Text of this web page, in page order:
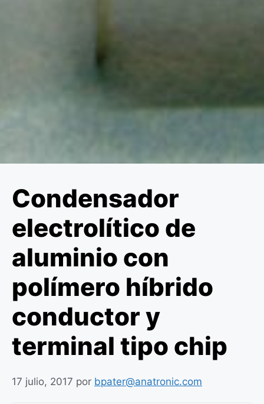
Condensador
electrolítico de
aluminio con
polímero híbrido
conductor y
terminal tipo chip
17 julio, 2017 por bpater@anatronic.com